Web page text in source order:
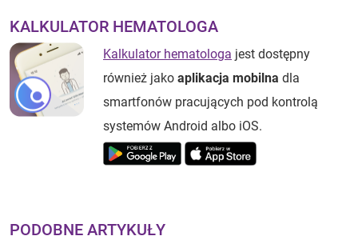
KALKULATOR HEMATOLOGA
Kalkulator hematologa jest dostępny
również jako aplikacja mobilna dla
smartfonów pracujących pod kontrolą
systemów Android albo iOS.
PODOBNE ARTYKUŁY